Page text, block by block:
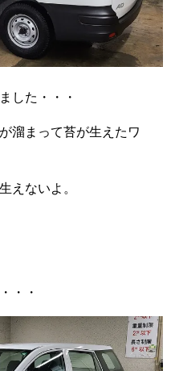
した・・・
溜まって苔が生えたワ
えないよ。
・・